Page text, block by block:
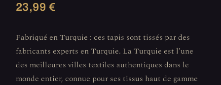
23,99 €
Fabriqué en Turquie : ces tapis sont tissés par des
fabricants experts en Turquie. La Turquie est l'une
des meilleures villes textiles authentiques dans le
monde entier, connue pour ses tissus haut de gamme